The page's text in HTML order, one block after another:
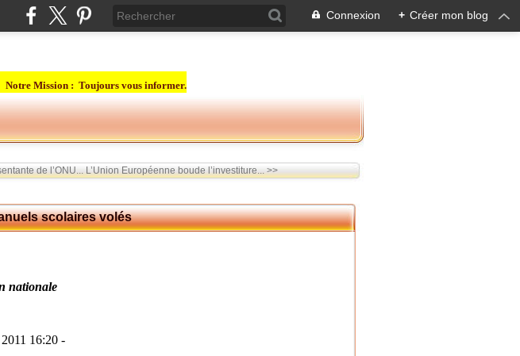
Connexion + Créer mon blog
Notre Mission : Toujours vous informer.
de l’ONU... L’Union Européenne boude l’investiture... >>
scolaires volés
nationale
16:20 -